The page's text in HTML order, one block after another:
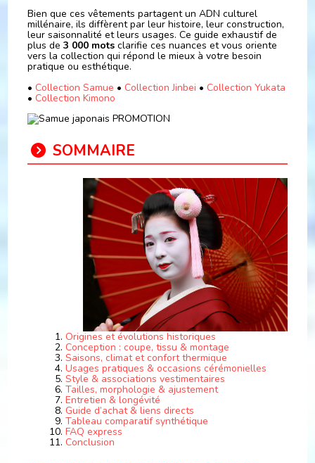
Bien que ces vêtements partagent un ADN culturel
millénaire, ils diffèrent par leur histoire, leur construction,
leur saisonnalité et leurs usages. Ce guide exhaustif de
plus de3 000 mots clarifie ces nuances et vous oriente
vers la collection qui répond le mieux à votre besoin
pratique ou esthétique.
• Collection Samue • Collection Jinbei • Collection Yukata
• Collection Kimono
SOMMAIRE
Origines et évolutions historiques
Conception : coupe, tissu & montage
Saisons, climat et confort thermique
Usages pratiques & occasions cérémonielles
Style & associations vestimentaires
Tailles, morphologie & ajustement
Entretien & longévité
Guide d’achat & liens directs
Tableau comparatif synthétique
FAQ express
Conclusion